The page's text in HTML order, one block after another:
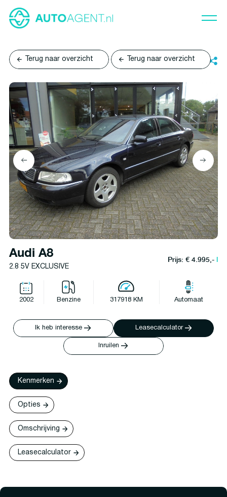
Terug naar overzicht Terug naar overzicht
Audi A8
2.8 5V EXCLUSIVE
Prijs: € 4.995,-l
2002 Benzine 317918 KM Automaat
Ik heb interesse Leasecalculator
Inruilen
Kenmerken
Opties
Omschrijving
Leasecalculator